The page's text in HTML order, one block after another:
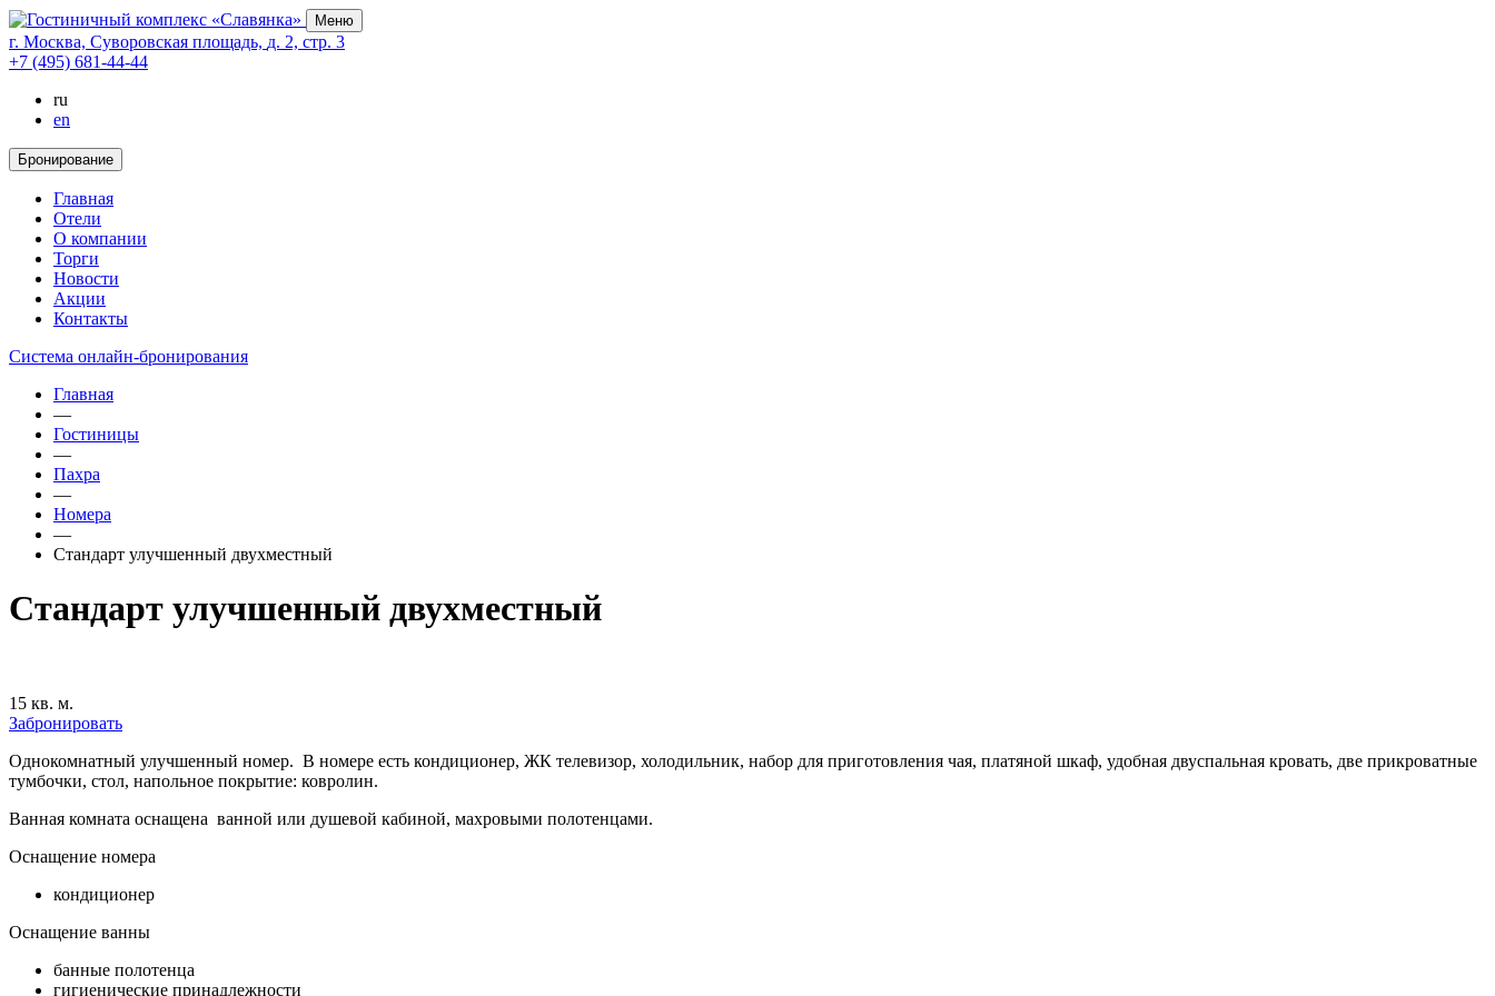
Меню
г. Москва, Суворовская площадь, д. 2, стр. 3
+7 (495) 681-44-44
ru
en
Бронирование
Главная
Отели
О компании
Торги
Новости
Акции
Контакты
Cистема онлайн-бронирования
Главная
—
Гостиницы
—
Пахра
—
Номера
—
Стандарт улучшенный двухместный
Стандарт улучшенный двухместный
15 кв. м.
Забронировать
Однокомнатный улучшенный номер. В номере есть кондиционер, ЖК телевизор, холодильник, набор для приготовления чая, платяной шкаф, удобная двуспальная кровать, две прикроватные
тумбочки, стол, напольное покрытие: ковролин.
Ванная комната оснащена ванной или душевой кабиной, махровыми полотенцами.
Оснащение номера
кондиционер
Оснащение ванны
банные полотенца
гигиенические принадлежности